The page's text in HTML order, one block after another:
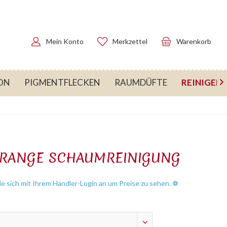
Warenkorb
Merkzettel
Mein Konto
PIGMENTFLECKEN RAUMDÜFTE REINIGEN
SCHAUMREINIGUNG
sich mit Ihrem Händler-Login an um Preise zu sehen. ❁